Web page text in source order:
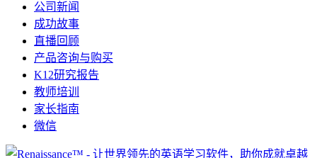
公司新闻
成功故事
直播回顾
产品咨询与购买
K12研究报告
教师培训
家长指南
微信